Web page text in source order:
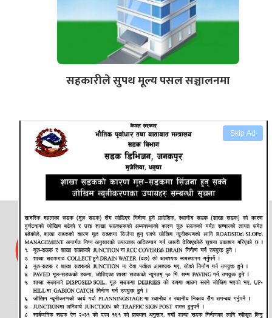
Skip Ad
सहकारीले सुपथ मूल्य पसल सञ्चालनमा